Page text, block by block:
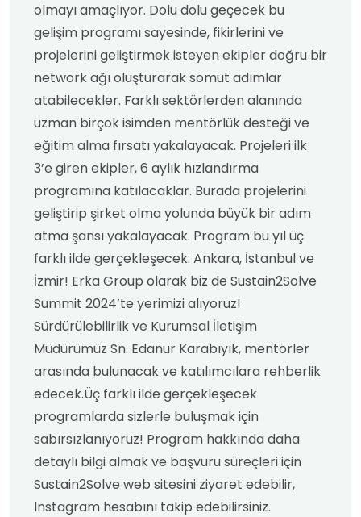
olmayı amaçlıyor. Dolu dolu geçecek bu
gelişim programı sayesinde, fikirlerini ve
projelerini geliştirmek isteyen ekipler doğru bir
network ağı oluşturarak somut adımlar
atabilecekler. Farklı sektörlerden alanında
uzman birçok isimden mentörlük desteği ve
eğitim alma fırsatı yakalayacak. Projeleri ilk
3’e giren ekipler, 6 aylık hızlandırma
programına katılacaklar. Burada projelerini
geliştirip şirket olma yolunda büyük bir adım
atma şansı yakalayacak. Program bu yıl üç
farklı ilde gerçekleşecek: Ankara, İstanbul ve
İzmir! Erka Group olarak biz de Sustain2Solve
Summit 2024’te yerimizi alıyoruz!
Sürdürülebilirlik ve Kurumsal İletişim
Müdürümüz Sn. Edanur Karabıyık, mentörler
arasında bulunacak ve katılımcılara rehberlik
edecek.Üç farklı ilde gerçekleşecek
programlarda sizlerle buluşmak için
sabırsızlanıyoruz! Program hakkında daha
detaylı bilgi almak ve başvuru süreçleri için
Sustain2Solve web sitesini ziyaret edebilir,
Instagram hesabını takip edebilirsiniz.